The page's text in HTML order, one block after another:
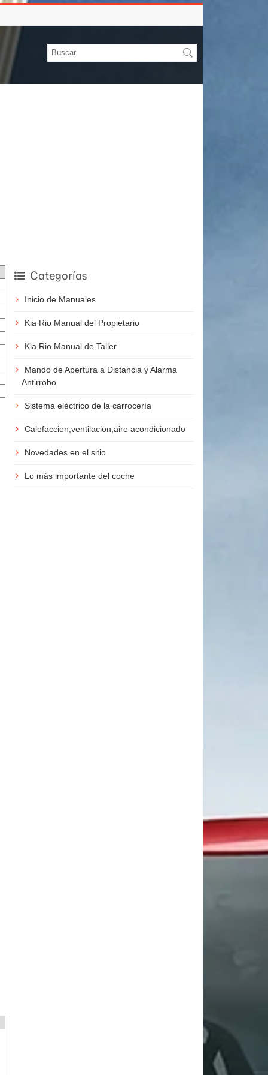
Categorías
Inicio de Manuales
Kia Rio Manual del Propietario
Kia Rio Manual de Taller
Mando de Apertura a Distancia y Alarma
Antirrobo
Sistema eléctrico de la carrocería
Calefaccion,ventilacion,aire acondicionado
Novedades en el sitio
Lo más importante del coche